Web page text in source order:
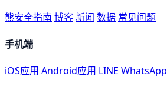
熊安全指南 博客新闻 数据 常见问题
手机端
iOS应用 Android应用 LINE WhatsApp